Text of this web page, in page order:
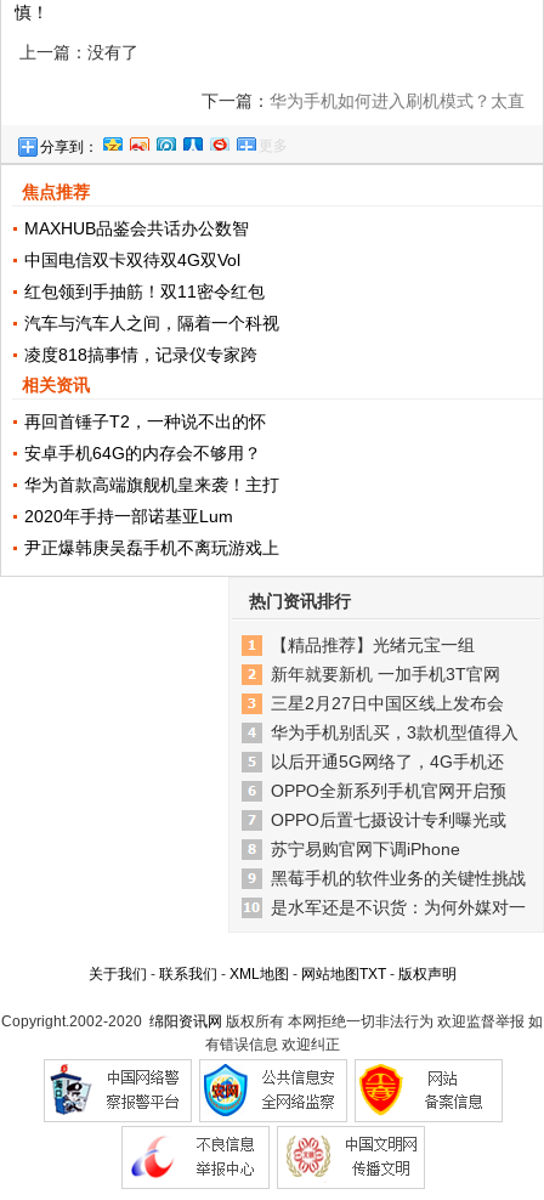
慎！
上一篇：没有了
下一篇： 华为手机如何进入刷机模式？太直
分享到： 更多
焦点推荐
MAXHUB品鉴会共话办公数智
中国电信双卡双待双4G双Vol
红包领到手抽筋！双11密令红包
汽车与汽车人之间，隔着一个科视
凌度818搞事情，记录仪专家跨
相关资讯
再回首锤子T2，一种说不出的怀
安卓手机64G的内存会不够用？
华为首款高端旗舰机皇来袭！主打
2020年手持一部诺基亚Lum
尹正爆韩庚吴磊手机不离玩游戏上
热门资讯排行
【精品推荐】光绪元宝一组
新年就要新机 一加手机3T官网
三星2月27日中国区线上发布会
华为手机别乱买，3款机型值得入
以后开通5G网络了，4G手机还
OPPO全新系列手机官网开启预
OPPO后置七摄设计专利曝光或
苏宁易购官网下调iPhone
黑莓手机的软件业务的关键性挑战
是水军还是不识货：为何外媒对一
关于我们 - 联系我们 - XML地图 - 网站地图TXT- 版权声明
Copyright.2002-2020 绵阳资讯网 版权所有 本网拒绝一切非法行为 欢迎监督举报 如
有错误信息 欢迎纠正